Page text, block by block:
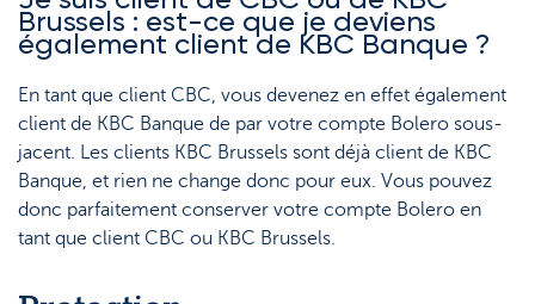
Brussels : est-ce que je deviens
également client de KBC Banque ?
En tant que client CBC, vous devenez en effet également
client de KBC Banque de par votre compte Bolero sous-
jacent. Les clients KBC Brussels sont déjà client de KBC
Banque, et rien ne change donc pour eux. Vous pouvez
donc parfaitement conserver votre compte Bolero en
tant que client CBC ou KBC Brussels.